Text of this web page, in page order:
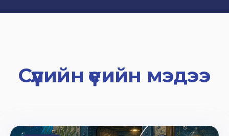
Сүүлийн үеийн мэдээ